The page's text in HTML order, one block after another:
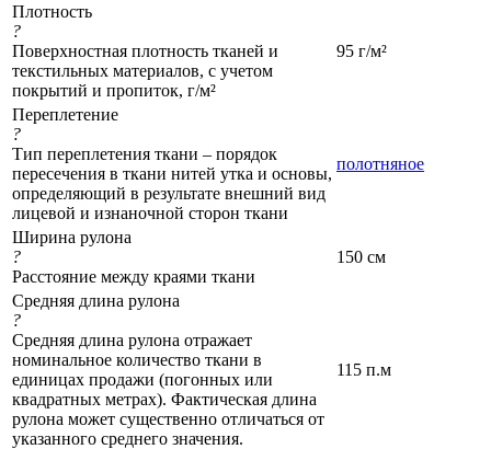
Плотность
?
Поверхностная плотность тканей и
текстильных материалов, с учетом
покрытий и пропиток, г/м²
95 г/м²
Переплетение
?
Тип переплетения ткани – порядок
пересечения в ткани нитей утка и основы,
определяющий в результате внешний вид
лицевой и изнаночной сторон ткани
полотняное
Ширина рулона
?
Расстояние между краями ткани
150 см
Средняя длина рулона
?
Средняя длина рулона отражает
номинальное количество ткани в
единицах продажи (погонных или
квадратных метрах). Фактическая длина
рулона может существенно отличаться от
указанного среднего значения.
115 п.м